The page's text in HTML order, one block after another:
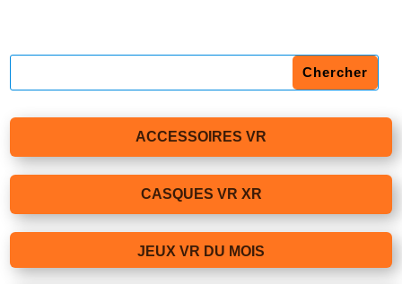
ACCESSOIRES VR
CASQUES VR XR
JEUX VR DU MOIS